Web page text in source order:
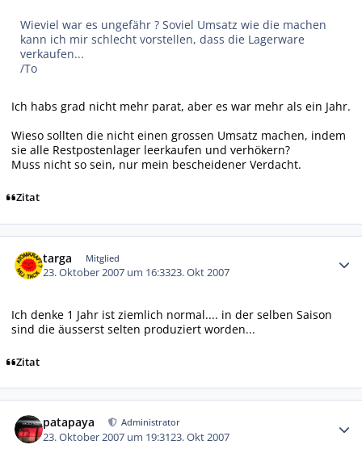
Wieviel war es ungefähr ? Soviel Umsatz wie die machen
kann ich mir schlecht vorstellen, dass die Lagerware
verkaufen...
/To
Ich habs grad nicht mehr parat, aber es war mehr als ein Jahr.
Wieso sollten die nicht einen grossen Umsatz machen, indem
sie alle Restpostenlager leerkaufen und verhökern?
Muss nicht so sein, nur mein bescheidener Verdacht.
Zitat
targa Mitglied
23. Oktober 2007 um 16:3323. Okt 2007
Ich denke 1 Jahr ist ziemlich normal.... in der selben Saison
sind die äusserst selten produziert worden...
Zitat
patapaya Administrator
23. Oktober 2007 um 19:3123. Okt 2007